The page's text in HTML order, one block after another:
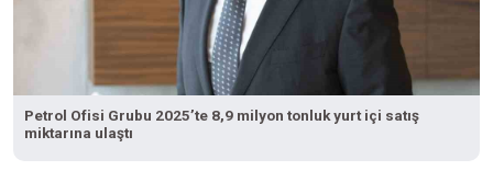
Petrol Ofisi Grubu 2025’te 8,9 milyon tonluk yurt içi satış
miktarına ulaştı